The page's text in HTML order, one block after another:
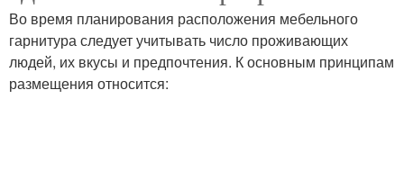
Во время планирования расположения мебельного
гарнитура следует учитывать число проживающих
людей, их вкусы и предпочтения. К основным принципам
размещения относится: